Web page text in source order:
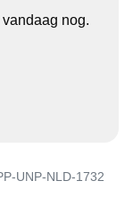
nog.
UNP-NLD-1732